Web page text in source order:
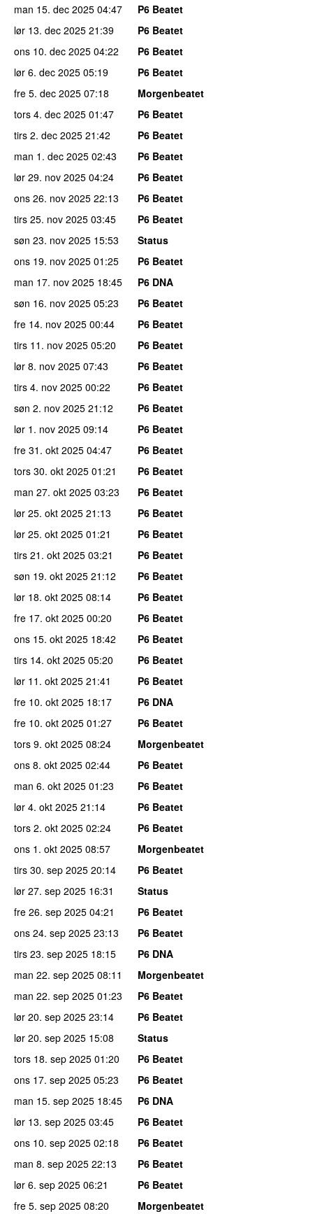
man 15. dec 2025 04:47
P6 Beatet
lør 13. dec 2025 21:39
P6 Beatet
ons 10. dec 2025 04:22
P6 Beatet
lør 6. dec 2025 05:19
P6 Beatet
fre 5. dec 2025 07:18
Morgenbeatet
tors 4. dec 2025 01:47
P6 Beatet
tirs 2. dec 2025 21:42
P6 Beatet
man 1. dec 2025 02:43
P6 Beatet
lør 29. nov 2025 04:24
P6 Beatet
ons 26. nov 2025 22:13
P6 Beatet
tirs 25. nov 2025 03:45
P6 Beatet
søn 23. nov 2025 15:53
Status
ons 19. nov 2025 01:25
P6 Beatet
man 17. nov 2025 18:45
P6 DNA
søn 16. nov 2025 05:23
P6 Beatet
fre 14. nov 2025 00:44
P6 Beatet
tirs 11. nov 2025 05:20
P6 Beatet
lør 8. nov 2025 07:43
P6 Beatet
tirs 4. nov 2025 00:22
P6 Beatet
søn 2. nov 2025 21:12
P6 Beatet
lør 1. nov 2025 09:14
P6 Beatet
fre 31. okt 2025 04:47
P6 Beatet
tors 30. okt 2025 01:21
P6 Beatet
man 27. okt 2025 03:23
P6 Beatet
lør 25. okt 2025 21:13
P6 Beatet
lør 25. okt 2025 01:21
P6 Beatet
tirs 21. okt 2025 03:21
P6 Beatet
søn 19. okt 2025 21:12
P6 Beatet
lør 18. okt 2025 08:14
P6 Beatet
fre 17. okt 2025 00:20
P6 Beatet
ons 15. okt 2025 18:42
P6 Beatet
tirs 14. okt 2025 05:20
P6 Beatet
lør 11. okt 2025 21:41
P6 Beatet
fre 10. okt 2025 18:17
P6 DNA
fre 10. okt 2025 01:27
P6 Beatet
tors 9. okt 2025 08:24
Morgenbeatet
ons 8. okt 2025 02:44
P6 Beatet
man 6. okt 2025 01:23
P6 Beatet
lør 4. okt 2025 21:14
P6 Beatet
tors 2. okt 2025 02:24
P6 Beatet
ons 1. okt 2025 08:57
Morgenbeatet
tirs 30. sep 2025 20:14
P6 Beatet
lør 27. sep 2025 16:31
Status
fre 26. sep 2025 04:21
P6 Beatet
ons 24. sep 2025 23:13
P6 Beatet
tirs 23. sep 2025 18:15
P6 DNA
man 22. sep 2025 08:11
Morgenbeatet
man 22. sep 2025 01:23
P6 Beatet
lør 20. sep 2025 23:14
P6 Beatet
lør 20. sep 2025 15:08
Status
tors 18. sep 2025 01:20
P6 Beatet
ons 17. sep 2025 05:23
P6 Beatet
man 15. sep 2025 18:45
P6 DNA
lør 13. sep 2025 03:45
P6 Beatet
ons 10. sep 2025 02:18
P6 Beatet
man 8. sep 2025 22:13
P6 Beatet
lør 6. sep 2025 06:21
P6 Beatet
fre 5. sep 2025 08:20
Morgenbeatet